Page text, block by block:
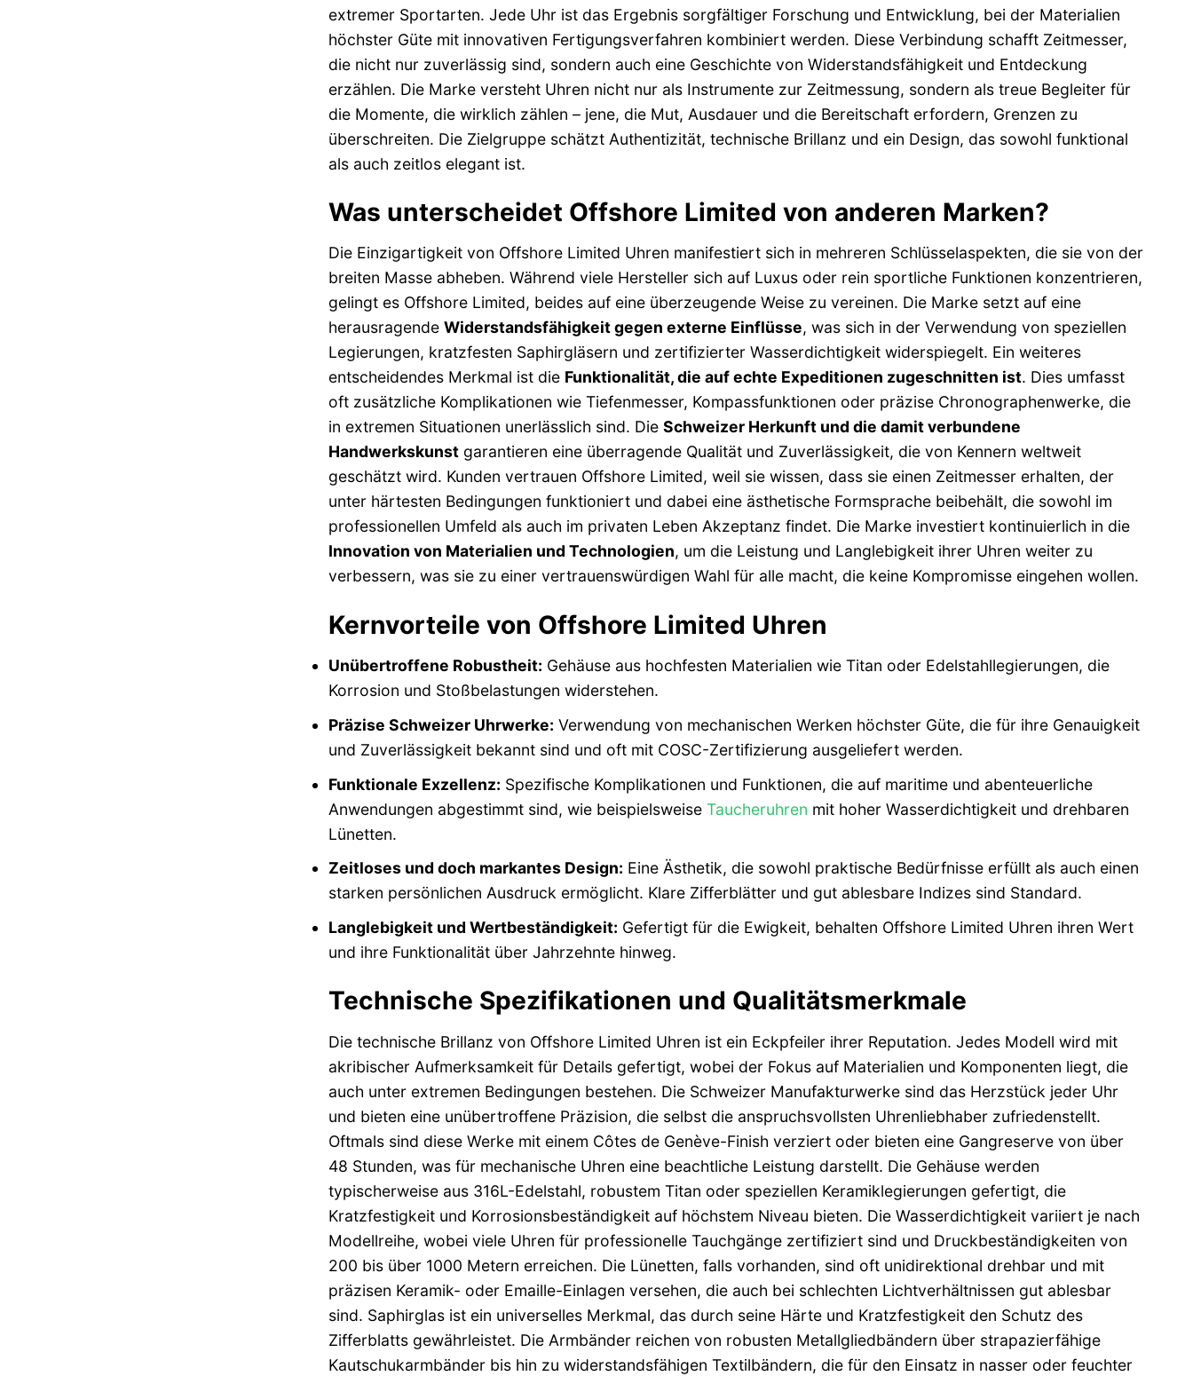
extremer Sportarten. Jede Uhr ist das Ergebnis sorgfältiger Forschung und Entwicklung, bei der Materialien
höchster Güte mit innovativen Fertigungsverfahren kombiniert werden. Diese Verbindung schafft Zeitmesser,
die nicht nur zuverlässig sind, sondern auch eine Geschichte von Widerstandsfähigkeit und Entdeckung
erzählen. Die Marke versteht Uhren nicht nur als Instrumente zur Zeitmessung, sondern als treue Begleiter für
die Momente, die wirklich zählen – jene, die Mut, Ausdauer und die Bereitschaft erfordern, Grenzen zu
überschreiten. Die Zielgruppe schätzt Authentizität, technische Brillanz und ein Design, das sowohl funktional
als auch zeitlos elegant ist.
Was unterscheidet Offshore Limited von anderen Marken?
Die Einzigartigkeit von Offshore Limited Uhren manifestiert sich in mehreren Schlüsselaspekten, die sie von der
breiten Masse abheben. Während viele Hersteller sich auf Luxus oder rein sportliche Funktionen konzentrieren,
gelingt es Offshore Limited, beides auf eine überzeugende Weise zu vereinen. Die Marke setzt auf eine
herausragende Widerstandsfähigkeit gegen externe Einflüsse, was sich in der Verwendung von speziellen
Legierungen, kratzfesten Saphirgläsern und zertifizierter Wasserdichtigkeit widerspiegelt. Ein weiteres
entscheidendes Merkmal ist die Funktionalität, die auf echte Expeditionen zugeschnitten ist. Dies umfasst
oft zusätzliche Komplikationen wie Tiefenmesser, Kompassfunktionen oder präzise Chronographenwerke, die
in extremen Situationen unerlässlich sind. Die Schweizer Herkunft und die damit verbundene
Handwerkskunstgarantieren eine überragende Qualität und Zuverlässigkeit, die von Kennern weltweit
geschätzt wird. Kunden vertrauen Offshore Limited, weil sie wissen, dass sie einen Zeitmesser erhalten, der
unter härtesten Bedingungen funktioniert und dabei eine ästhetische Formsprache beibehält, die sowohl im
professionellen Umfeld als auch im privaten Leben Akzeptanz findet. Die Marke investiert kontinuierlich in die
Innovation von Materialien und Technologien, um die Leistung und Langlebigkeit ihrer Uhren weiter zu
verbessern, was sie zu einer vertrauenswürdigen Wahl für alle macht, die keine Kompromisse eingehen wollen.
Kernvorteile von Offshore Limited Uhren
Unübertroffene Robustheit: Gehäuse aus hochfesten Materialien wie Titan oder Edelstahllegierungen, die
Korrosion und Stoßbelastungen widerstehen.
Präzise Schweizer Uhrwerke: Verwendung von mechanischen Werken höchster Güte, die für ihre Genauigkeit
und Zuverlässigkeit bekannt sind und oft mit COSC-Zertifizierung ausgeliefert werden.
Funktionale Exzellenz: Spezifische Komplikationen und Funktionen, die auf maritime und abenteuerliche
Anwendungen abgestimmt sind, wie beispielsweise Taucheruhren mit hoher Wasserdichtigkeit und drehbaren
Lünetten.
Zeitloses und doch markantes Design: Eine Ästhetik, die sowohl praktische Bedürfnisse erfüllt als auch einen
starken persönlichen Ausdruck ermöglicht. Klare Zifferblätter und gut ablesbare Indizes sind Standard.
Langlebigkeit und Wertbeständigkeit: Gefertigt für die Ewigkeit, behalten Offshore Limited Uhren ihren Wert
und ihre Funktionalität über Jahrzehnte hinweg.
Technische Spezifikationen und Qualitätsmerkmale
Die technische Brillanz von Offshore Limited Uhren ist ein Eckpfeiler ihrer Reputation. Jedes Modell wird mit
akribischer Aufmerksamkeit für Details gefertigt, wobei der Fokus auf Materialien und Komponenten liegt, die
auch unter extremen Bedingungen bestehen. Die Schweizer Manufakturwerke sind das Herzstück jeder Uhr
und bieten eine unübertroffene Präzision, die selbst die anspruchsvollsten Uhrenliebhaber zufriedenstellt.
Oftmals sind diese Werke mit einem Côtes de Genève-Finish verziert oder bieten eine Gangreserve von über
48 Stunden, was für mechanische Uhren eine beachtliche Leistung darstellt. Die Gehäuse werden
typischerweise aus 316L-Edelstahl, robustem Titan oder speziellen Keramiklegierungen gefertigt, die
Kratzfestigkeit und Korrosionsbeständigkeit auf höchstem Niveau bieten. Die Wasserdichtigkeit variiert je nach
Modellreihe, wobei viele Uhren für professionelle Tauchgänge zertifiziert sind und Druckbeständigkeiten von
200 bis über 1000 Metern erreichen. Die Lünetten, falls vorhanden, sind oft unidirektional drehbar und mit
präzisen Keramik- oder Emaille-Einlagen versehen, die auch bei schlechten Lichtverhältnissen gut ablesbar
sind. Saphirglas ist ein universelles Merkmal, das durch seine Härte und Kratzfestigkeit den Schutz des
Zifferblatts gewährleistet. Die Armbänder reichen von robusten Metallgliedbändern über strapazierfähige
Kautschukarmbänder bis hin zu widerstandsfähigen Textilbändern, die für den Einsatz in nasser oder feuchter